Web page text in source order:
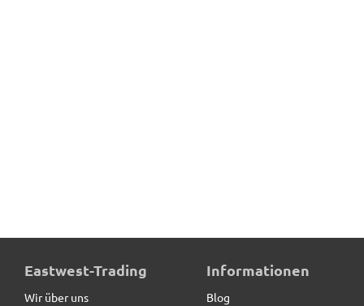
Eastwest-Trading
Wir über uns
Informationen
Blog